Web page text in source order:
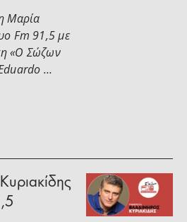
Μαρία
Fm 91,5 με
«Ο Σώζων
…